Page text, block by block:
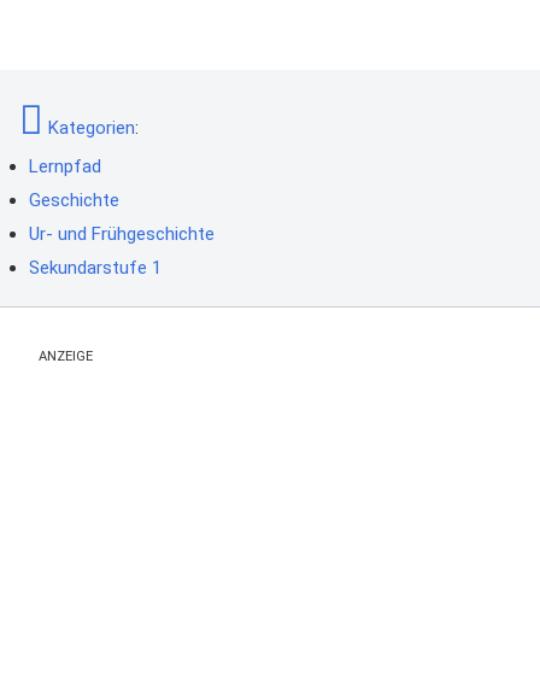
Kategorien:
Lernpfad
Geschichte
Ur- und Frühgeschichte
Sekundarstufe 1
ANZEIGE